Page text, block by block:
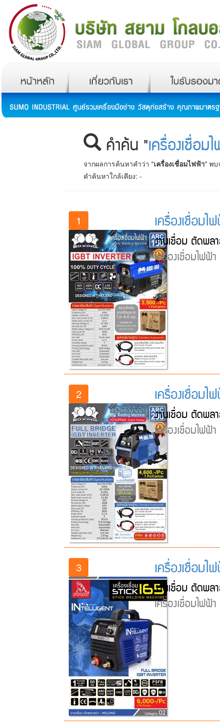
คำค้น "เครื่องเชื่อม
จากผลการค้นหาคำว่า "เครื่องเชื่อมไฟฟ้า" พบ
คำค้นหาใกล้เคียง: -
1 เครื่องเชื่อม
งานเชื่อม ตัดพล
เครื่องเชื่อมไฟฟ้
2 เครื่องเชื่อม
งานเชื่อม ตัดพล
เครื่องเชื่อมไฟฟ้
3 เครื่องเชื่อม
งานเชื่อม ตัดพล
เครื่องเชื่อมไฟฟ้